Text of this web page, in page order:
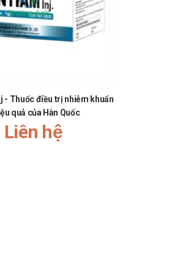
- Thuốc điều trị nhiễm khuẩn
quả của Hàn Quốc
Liên hệ